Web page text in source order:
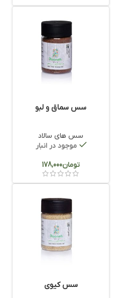
سس سماق و لبو
سس های سالاد
موجود در انبار
تومان
سس کیوی